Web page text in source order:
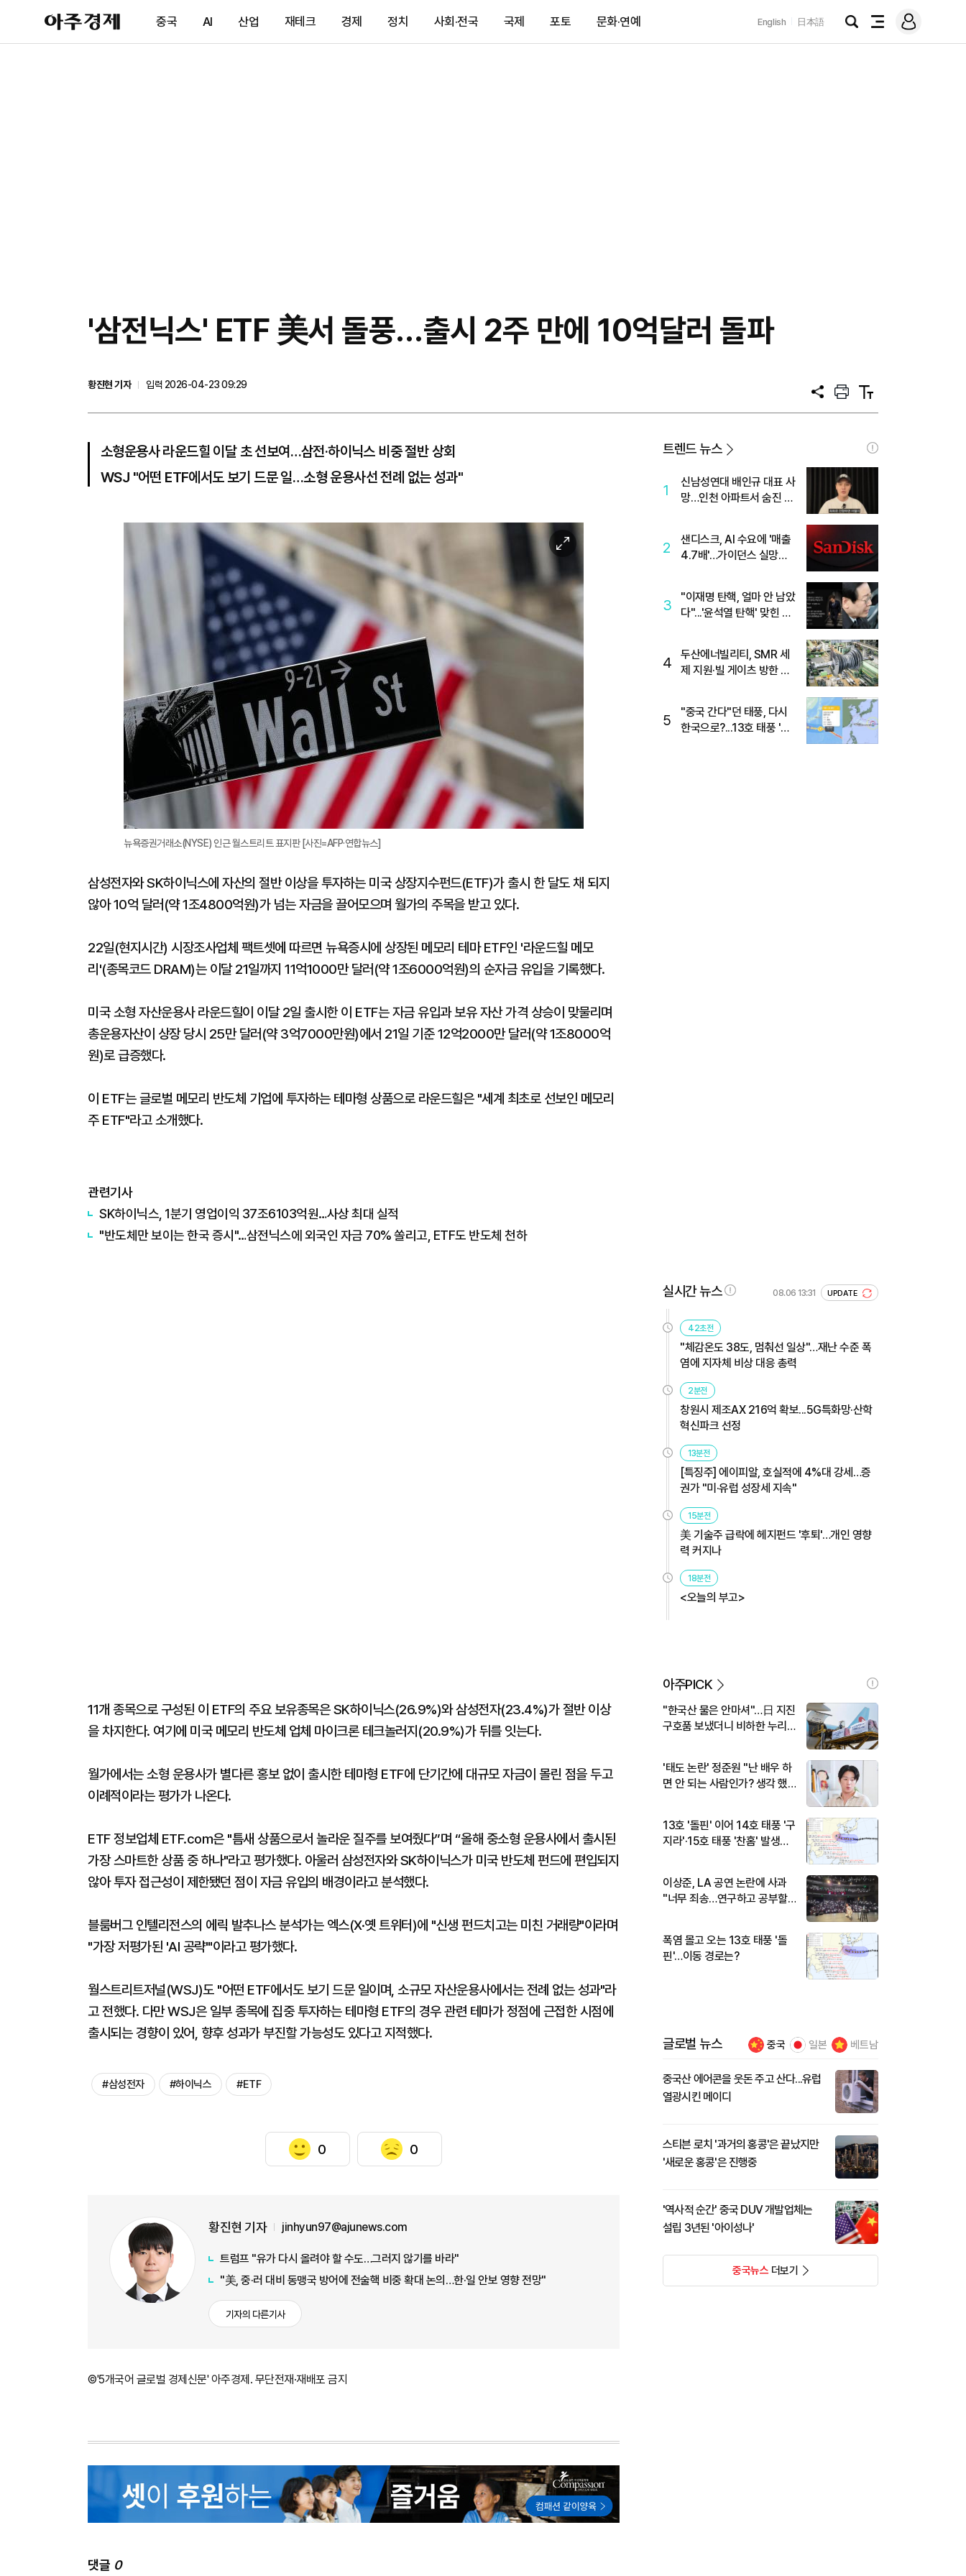
아
주
제
중국 AI 산업 재테크 경제 정치 사회·전국 국제 포토 문화·연예 English 日本語
검
전
메
그
'삼전닉스' ETF 美서 돌풍…출시 2주 만에 10억달러 돌파
황진현 기자
입력 2026-04-23 09:29
공
프
트
텍
트
소형운용사 라운드힐 이달 초 선보여…삼전·하이닉스 비중 절반 상회
WSJ "어떤 ETF에서도 보기 드문 일…소형 운용사선 전례 없는 성과"
이
미
지
대
뉴욕증권거래소(NYSE) 인근 월스트리트 표지판 [사진=AFP·연합뉴스]
삼성전자와 SK하이닉스에 자산의 절반 이상을 투자하는 미국 상장지수펀드(ETF)가 출시 한 달도 채 되지
않아 10억 달러(약 1조4800억원)가 넘는 자금을 끌어모으며 월가의 주목을 받고 있다.
22일(현지시간) 시장조사업체 팩트셋에 따르면 뉴욕증시에 상장된 메모리 테마 ETF인 '라운드힐 메모
리'(종목코드 DRAM)는 이달 21일까지 11억1000만 달러(약 1조6000억원)의 순자금 유입을 기록했다.
미국 소형 자산운용사 라운드힐이 이달 2일 출시한 이 ETF는 자금 유입과 보유 자산 가격 상승이 맞물리며
총운용자산이 상장 당시 25만 달러(약 3억7000만원)에서 21일 기준 12억2000만 달러(약 1조8000억
원)로 급증했다.
이 ETF는 글로벌 메모리 반도체 기업에 투자하는 테마형 상품으로 라운드힐은 "세계 최초로 선보인 메모리
주 ETF"라고 소개했다.
관련기사
SK하이닉스, 1분기 영업이익 37조6103억원…사상 최대 실적
"반도체만 보이는 한국 증시"…삼전닉스에 외국인 자금 70% 쏠리고, ETF도 반도체 천하
11개 종목으로 구성된 이 ETF의 주요 보유종목은 SK하이닉스(26.9%)와 삼성전자(23.4%)가 절반 이상
을 차지한다. 여기에 미국 메모리 반도체 업체 마이크론 테크놀러지(20.9%)가 뒤를 잇는다.
월가에서는 소형 운용사가 별다른 홍보 없이 출시한 테마형 ETF에 단기간에 대규모 자금이 몰린 점을 두고
이례적이라는 평가가 나온다.
ETF 정보업체 ETF.com은 "틈새 상품으로서 놀라운 질주를 보여줬다”며 “올해 중소형 운용사에서 출시된
가장 스마트한 상품 중 하나"라고 평가했다. 아울러 삼성전자와 SK하이닉스가 미국 반도체 펀드에 편입되지
않아 투자 접근성이 제한됐던 점이 자금 유입의 배경이라고 분석했다.
블룸버그 인텔리전스의 에릭 발추나스 분석가는 엑스(X·옛 트위터)에 "신생 펀드치고는 미친 거래량"이라며
"가장 저평가된 'AI 공략'"이라고 평가했다.
월스트리트저널(WSJ)도 "어떤 ETF에서도 보기 드문 일이며, 소규모 자산운용사에서는 전례 없는 성과"라
고 전했다. 다만 WSJ은 일부 종목에 집중 투자하는 테마형 ETF의 경우 관련 테마가 정점에 근접한 시점에
출시되는 경향이 있어, 향후 성과가 부진할 가능성도 있다고 지적했다.
#삼성전자 #하이닉스 #ETF
0 0
황진현 기자 jinhyun97@ajunews.com
트럼프 "유가 다시 올려야 할 수도…그러지 않기를 바라"
"美, 중·러 대비 동맹국 방어에 전술핵 비중 확대 논의…한·일 안보 영향 전망"
기자의 다른기사
©'5개국어 글로벌 경제신문' 아주경제. 무단전재·재배포 금지
댓글 0
트렌드 뉴스
1
신남성연대 배인규 대표 사
망…인천 아파트서 숨진 채
2
샌디스크, AI 수요에 '매출
4.7배'…가이던스 실망에
3
"이재명 탄핵, 얼마 안 남았
다"...'윤석열 탄핵' 맞힌 무
4
두산에너빌리티, SMR 세
제 지원·빌 게이츠 방한 기
5
"중국 간다"던 태풍, 다시
한국으로?...13호 태풍 '돌
실시간 뉴스 08.06 13:31 UPDATE
42초전
"체감온도 38도, 멈춰선 일상"…재난 수준 폭
염에 지자체 비상 대응 총력
2분전
창원시 제조AX 216억 확보...5G특화망·산학
혁신파크 선정
13분전
[특징주] 에이피알, 호실적에 4%대 강세…증
권가 "미·유럽 성장세 지속"
15분전
美 기술주 급락에 헤지펀드 '후퇴'…개인 영향
력 커지나
18분전
<오늘의 부고>
아주PICK
"한국산 물은 안마셔"…日 지진
구호품 보냈더니 비하한 누리
'태도 논란' 정준원 "난 배우 하
면 안 되는 사람인가? 생각 했
13호 '돌핀' 이어 14호 태풍 '구
지라'·15호 태풍 '찬홈' 발생…
이상준, LA 공연 논란에 사과
"너무 죄송…연구하고 공부할
폭염 몰고 오는 13호 태풍 '돌
핀'…이동 경로는?
글로벌 뉴스 중국 일본 베트남
중국산 에어콘을 웃돈 주고 산다...유럽
열광시킨 메이디
스티븐 로치 '과거의 홍콩'은 끝났지만
'새로운 홍콩'은 진행중
'역사적 순간' 중국 DUV 개발업체는
설립 3년된 '아이성나'
중국뉴스더보기